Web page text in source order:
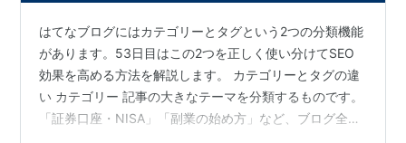
はてなブログにはカテゴリーとタグという2つの分類機能
があります。53日目はこの2つを正しく使い分けてSEO
効果を高める方法を解説します。 カテゴリーとタグの違
い カテゴリー 記事の大きなテーマを分類するものです。
「証券口座・NISA」「副業の始め方」など、ブログ全体